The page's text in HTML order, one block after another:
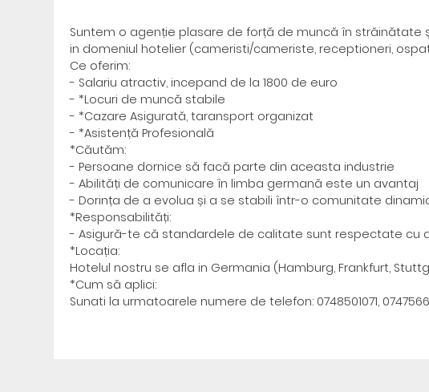
Suntem o agenție plasare de forță de muncă în
in domeniul hotelier (cameristi/cameriste, receptioneri,
Ce oferim:
- Salariu atractiv, incepand de la 1800 de euro
- *Locuri de muncă stabile
- *Cazare Asigurată, taransport organizat
- *Asistență Profesională
*Căutăm:
- Persoane dornice să facă parte din aceasta industrie
- Abilități de comunicare în limba germană este un avantaj
- Dorința de a evolua și a se stabili într-o comunitate
*Responsabilități:
- Asigură-te că standardele de calitate sunt respectate cu
*Locația:
Hotelul nostru se afla in Germania (Hamburg, Frankfurt,
*Cum să aplici:
Sunati la urmatoarele numere de telefon: 0748501071,